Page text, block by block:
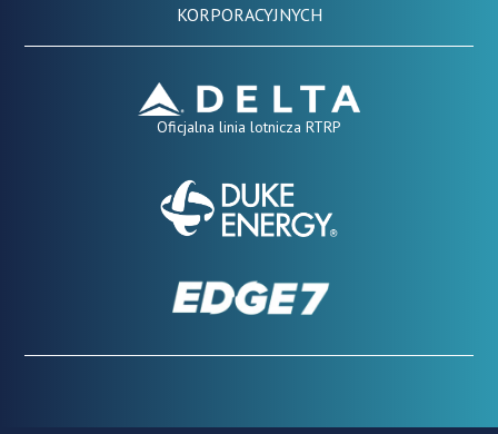
KORPORACYJNYCH
Oficjalna linia lotnicza RTRP